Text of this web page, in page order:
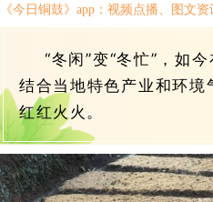
《今日铜鼓》app：视频点播、图文
“冬闲”变“冬忙”，如
结合当地特色产业和环
红红火火。